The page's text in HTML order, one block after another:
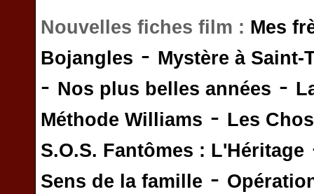
Nouvelles fiches film : Mes
Bojangles - Mystère à Saint-
- Nos plus belles années -
Méthode Williams - Les
S.O.S. Fantômes : L'Héritage
Sens de la famille -